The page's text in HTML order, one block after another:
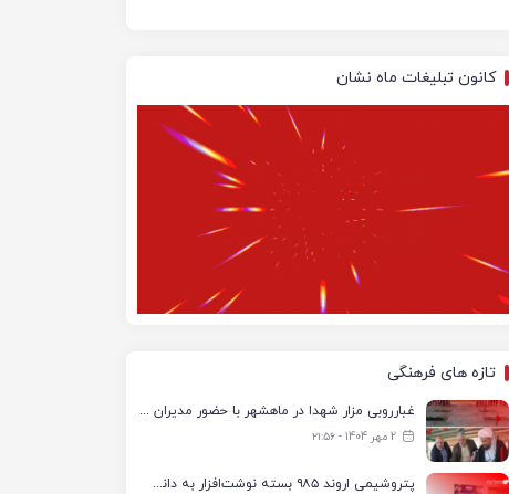
کانون تبلیغات ماه نشان
تازه های فرهنگی
غبارروبی مزار شهدا در ماهشهر با حضور مدیران پتروشیمی اروند و مسئولان شهری
2 مهر 1404 - ۲۱:۵۶
پتروشیمی اروند ۹۸۵ بسته نوشت‌افزار به دانش‌آموزان تحت پوشش کمیته امداد بندرماهشهر اهدا کرد